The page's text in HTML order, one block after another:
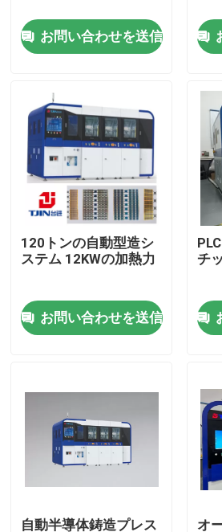
製品
ビデオ
わたしたち に つい て
工場 ツアー
品質管理
半導体鋳造機
トリム・アンド・フォームマシ
IC リードフレーム スタンプ模
お問い合わせを送信
120トンの自動型造シ
ステム 12KWの加熱力
お問い合わせを送信
チ
自動半導体鋳造プレス オ